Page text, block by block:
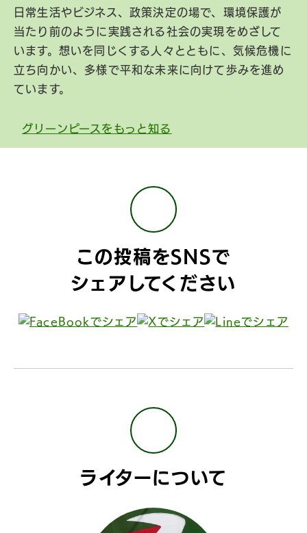
日常生活やビジネス、政策決定の場で、環境保護が
当たり前のように実践される社会の実現をめざして
います。想いを同じくする人々とともに、気候危機に
立ち向かい、多様で平和な未来に向けて歩みを進め
ています。
グリーンピースをもっと知る
この投稿をSNSで
シェアしてください
ライターについて